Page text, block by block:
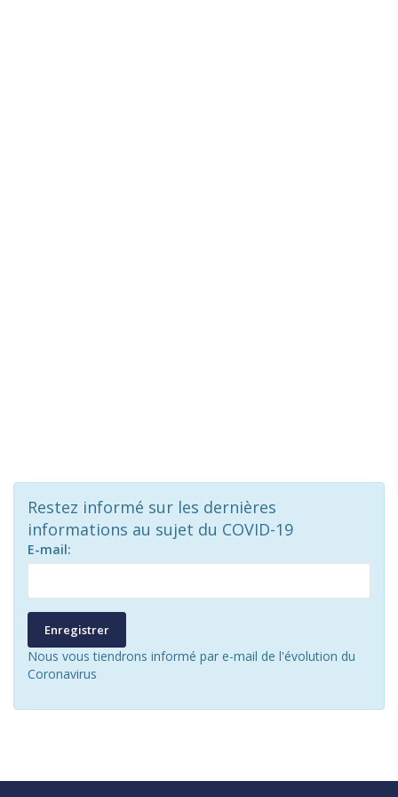
Restez informé sur les dernières
informations au sujet du COVID-19
E-mail:
Enregistrer
Nous vous tiendrons informé par e-mail de l'évolution du
Coronavirus